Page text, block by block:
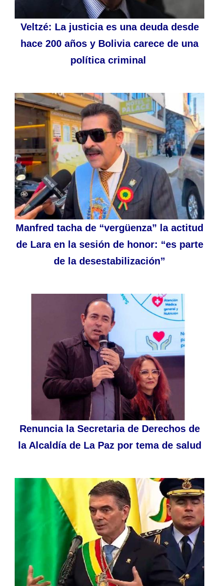
Veltzé: La justicia es una deuda desde
hace 200 años y Bolivia carece de una
política criminal
Manfred tacha de “vergüenza” la actitud
de Lara en la sesión de honor: “es parte
de la desestabilización”
Renuncia la Secretaria de Derechos de
la Alcaldía de La Paz por tema de salud